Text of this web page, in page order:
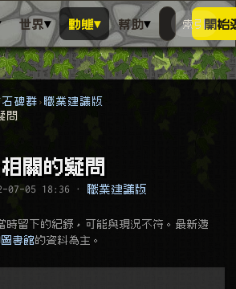
世界▾ 動態▾ 幫助▾
搜尋萬物
搜人物、
索引開始
碑群 職業建議版
問
關的疑問
07-05 18:36 · 職業建議版
留下的紀錄，可能與現況不符。最新遊
書館的資料為主。